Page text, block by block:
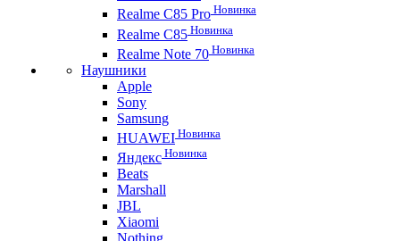
Realme C85 Pro Новинка
Realme C85 Новинка
Realme Note 70 Новинка
Наушники
Apple
Sony
Samsung
HUAWEI Новинка
Яндекс Новинка
Beats
Marshall
JBL
Xiaomi